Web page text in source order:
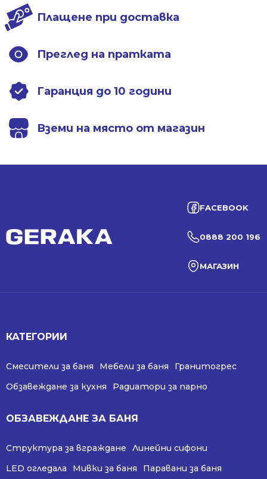
Плащене при доставка
Преглед на пратката
Гаранция до 10 години
Вземи на място от магазин
FACEBOOK
0888 200 196
МАГАЗИН
КАТЕГОРИИ
Смесители за баня Мебели за баня
Гранитогрес
Обзавеждане за кухня
Радиатори за парно
ОБЗАВЕЖДАНЕ ЗА БАНЯ
Структура за вграждане
Линейни сифони
LED огледала
Мивки за баня Паравани за баня